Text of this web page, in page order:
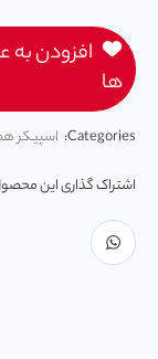
افزودن به
ها
Categories: اسپیکر
اشتراک گذاری این